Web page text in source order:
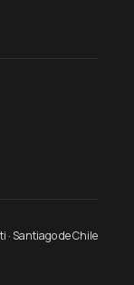
· Santiago de Chile